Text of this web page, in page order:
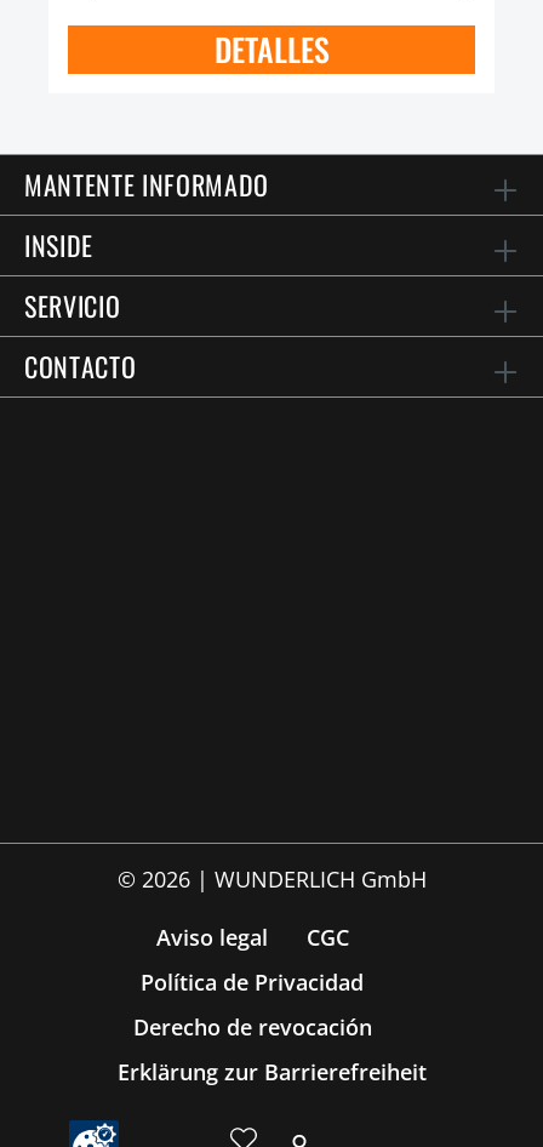
DETALLES
MANTENTE INFORMADO
INSIDE
SERVICIO
CONTACTO
© 2026 | WUNDERLICH GmbH
Aviso legal
CGC
Política de Privacidad
Derecho de revocación
Erklärung zur Barrierefreiheit